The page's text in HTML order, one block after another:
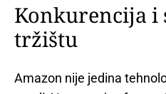
Konkurencija i
tržištu
Amazon nije jedina